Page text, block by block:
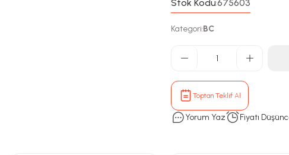
Stok Kodu:675603
Kategori:BC
Toptan Teklif Al
Yorum Yaz Fiyatı